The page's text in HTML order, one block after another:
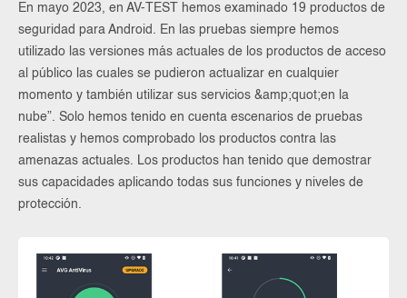
En mayo 2023, en AV-TEST hemos examinado 19 productos de
seguridad para Android. En las pruebas siempre hemos
utilizado las versiones más actuales de los productos de acceso
al público las cuales se pudieron actualizar en cualquier
momento y también utilizar sus servicios &amp;quot;en la
nube”. Solo hemos tenido en cuenta escenarios de pruebas
realistas y hemos comprobado los productos contra las
amenazas actuales. Los productos han tenido que demostrar
sus capacidades aplicando todas sus funciones y niveles de
protección.